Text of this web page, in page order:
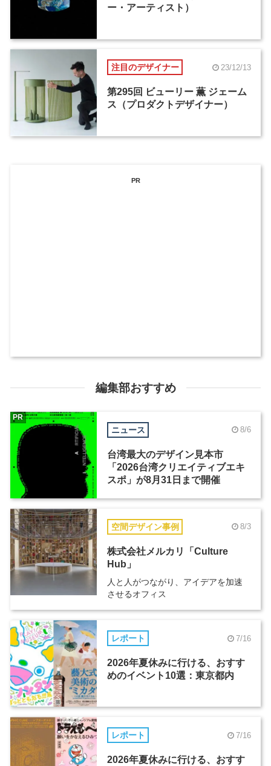
ー・アーティスト）
注目のデザイナー 23/12/13
第295回 ビューリー 薫 ジェーム
ス（プロダクトデザイナー）
PR
編集部おすすめ
ニュース 8/6
台湾最大のデザイン見本市
「2026台湾クリエイティブエキ
スポ」が8月31日まで開催
PR
空間デザイン事例 8/3
株式会社メルカリ「Culture
Hub」
人と人がつながり、アイデアを加速
させるオフィス
レポート 7/16
2026年夏休みに行ける、おすす
めのイベント10選：東京都内
レポート 7/16
2026年夏休みに行ける、おすす